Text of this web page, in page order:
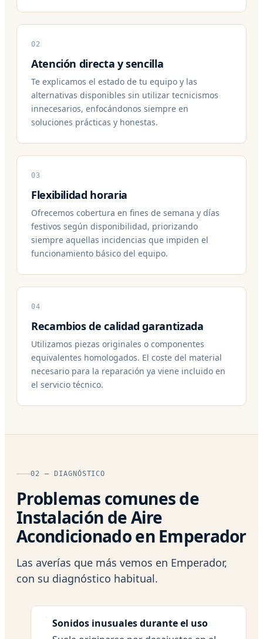
02
Atención directa y sencilla
Te explicamos el estado de tu equipo y las
alternativas disponibles sin utilizar tecnicismos
innecesarios, enfocándonos siempre en
soluciones prácticas y honestas.
03
Flexibilidad horaria
Ofrecemos cobertura en fines de semana y días
festivos según disponibilidad, priorizando
siempre aquellas incidencias que impiden el
funcionamiento básico del equipo.
04
Recambios de calidad garantizada
Utilizamos piezas originales o componentes
equivalentes homologados. El coste del material
necesario para la reparación ya viene incluido en
el servicio técnico.
02 — DIAGNÓSTICO
Problemas comunes de
Instalación de Aire
Acondicionado en Emperador
Las averías que más vemos en Emperador,
con su diagnóstico habitual.
Sonidos inusuales durante el uso